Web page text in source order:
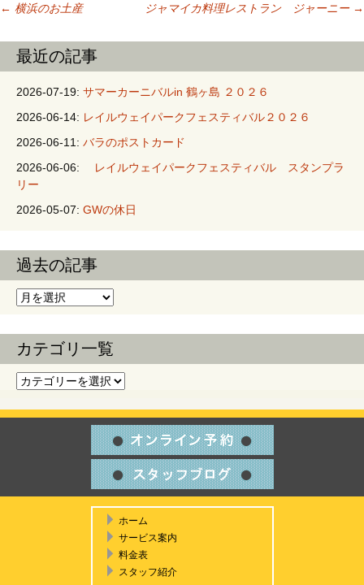
投稿ナビゲーシ
ョン
← 横浜のお土産 ジャマイカ料理レストラン ジャーニー →
最近の記事
2026-07-19: サマーカーニバルin 鶴ヶ島 ２０２６
2026-06-14: レイルウェイパークフェスティバル２０２６
2026-06-11: バラのポストカード
2026-06-06:
レイルウェイパークフェスティバル スタンプラ
リー
2026-05-07: GWの休日
過去の記事
過去の記事
カテゴリ一覧
カテゴリ一覧
ホーム
サービス案内
料金表
スタッフ紹介